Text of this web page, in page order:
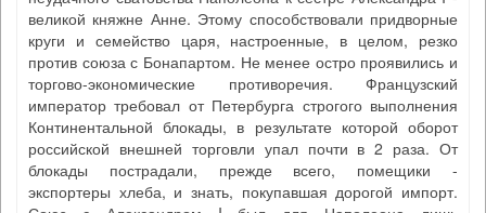
великой княжне Анне. Этому способствовали придворные
круги и семейство царя, настроенные, в целом, резко
против союза с Бонапартом. Не менее остро проявились и
торгово-экономические противоречия. Французский
император требовал от Петербурга строгого выполнения
Континентальной блокады, в результате которой оборот
российской внешней торговли упал почти в 2 раза. От
блокады пострадали, прежде всего, помещики -
экспортеры хлеба, и знать, покупавшая дорогой импорт.